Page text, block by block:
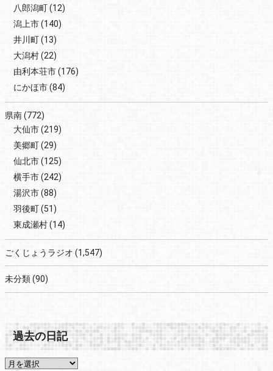
八郎潟町(12)
潟上市(140)
井川町(13)
大潟村(22)
由利本荘市(176)
にかほ市(84)
県南(772)
大仙市(219)
美郷町(29)
仙北市(125)
横手市(242)
湯沢市(88)
羽後町(51)
東成瀬村(14)
ごくじょうラジオ (1,547)
未分類(90)
過去の日記